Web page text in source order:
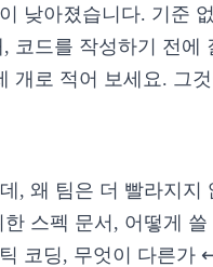
낮아졌습니다. 기준
코드를 작성하기 전에
개로 적어 보세요. 그
, 왜 팀은 더 빨라지지
스펙 문서, 어떻게 쓸
코딩, 무엇이 다른가